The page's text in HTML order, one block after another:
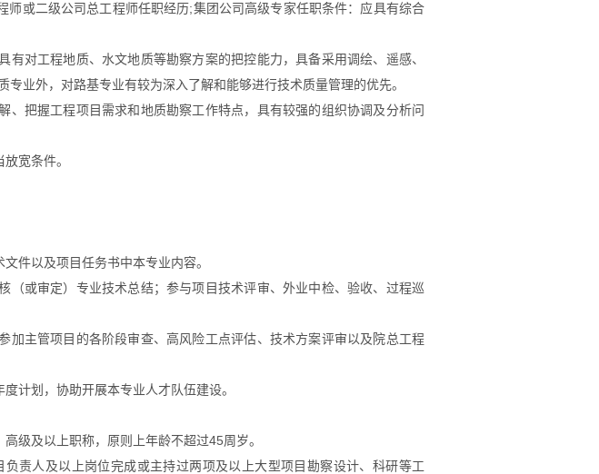
师或二级公司总工程师任职经历;集团公司高级专家任职条件：应具有综合
对工程地质、水文地质等勘察方案的把控能力，具备采用调绘、遥感、
业外，对路基专业有较为深入了解和能够进行技术质量管理的优先。
把握工程项目需求和地质勘察工作特点，具有较强的组织协调及分析问
宽条件。
件以及项目任务书中本专业内容。
或审定）专业技术总结；参与项目技术评审、外业中检、验收、过程巡
主管项目的各阶段审查、高风险工点评估、技术方案评审以及院总工程
计划，协助开展本专业人才队伍建设。
级及以上职称，原则上年龄不超过45周岁。
责人及以上岗位完成或主持过两项及以上大型项目勘察设计、科研等工